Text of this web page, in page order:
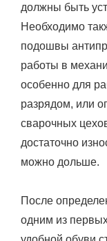
должны быть
Необходимо
подошвы
работы в
особенно для
разрядом, или
сварочных
достаточно
можно дольше.
После
одним из